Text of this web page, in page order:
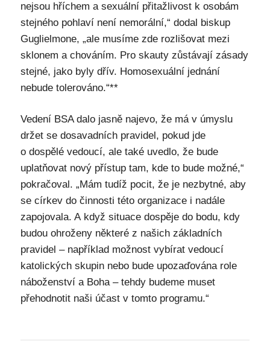
nejsou hříchem a sexuální přitažlivost k osobám
stejného pohlaví není nemorální,“ dodal biskup
Guglielmone, „ale musíme zde rozlišovat mezi
sklonem a chováním. Pro skauty zůstávají zásady
stejné, jako byly dřív. Homosexuální jednání
nebude tolerováno.“**
Vedení BSA dalo jasně najevo, že má v úmyslu
držet se dosavadních pravidel, pokud jde
o dospělé vedoucí, ale také uvedlo, že bude
uplatňovat nový přístup tam, kde to bude možné,“
pokračoval. „Mám tudíž pocit, že je nezbytné, aby
se církev do činnosti této organizace i nadále
zapojovala. A když situace dospěje do bodu, kdy
budou ohroženy některé z našich základních
pravidel – například možnost vybírat vedoucí
katolických skupin nebo bude upozaďována role
náboženství a Boha – tehdy budeme muset
přehodnotit naši účast v tomto programu.“